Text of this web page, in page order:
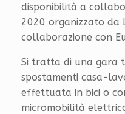
disponibilità a
2020 organizzato da
collaborazione con
Si tratta di una gara
spostamenti casa-
effettuata in bici o
micromobilità